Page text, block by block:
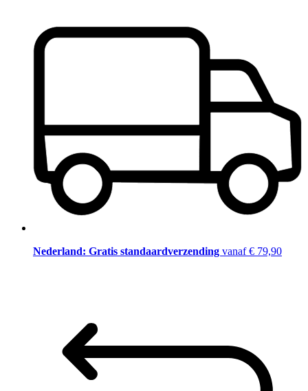
Nederland: Gratis standaardverzending vanaf € 79,90